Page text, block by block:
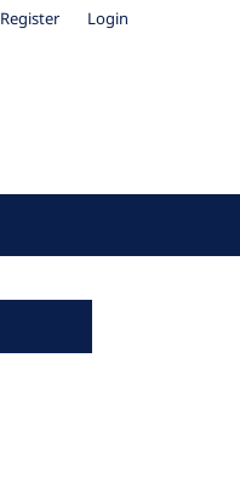
Register Login